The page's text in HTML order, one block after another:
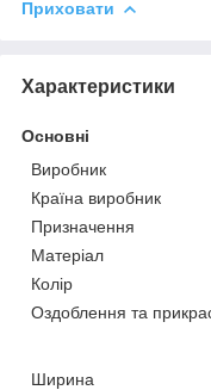
Приховати
Характеристики
Основні
Виробник
Країна виробник
Призначення
Матеріал
Колір
Оздоблення та
Ширина